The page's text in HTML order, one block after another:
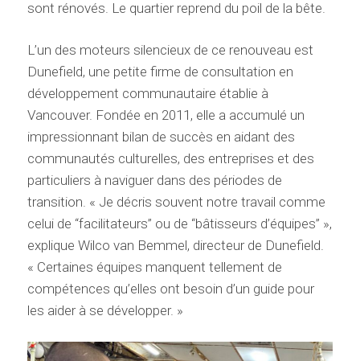
sont rénovés. Le quartier reprend du poil de la bête.
L’un des moteurs silencieux de ce renouveau est
Dunefield, une petite firme de consultation en
développement communautaire établie à
Vancouver. Fondée en 2011, elle a accumulé un
impressionnant bilan de succès en aidant des
communautés culturelles, des entreprises et des
particuliers à naviguer dans des périodes de
transition. « Je décris souvent notre travail comme
celui de “facilitateurs” ou de “bâtisseurs d’équipes” »,
explique Wilco van Bemmel, directeur de Dunefield.
« Certaines équipes manquent tellement de
compétences qu’elles ont besoin d’un guide pour
les aider à se développer. »